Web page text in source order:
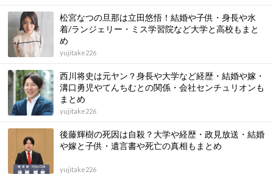
松宮なつの旦那は立田悠悟！結婚や子供・身長や水
着/ランジェリー・ミス学習院など大学と高校もまと
め
yujitake226
西川将史は元ヤン？身長や大学など経歴・結婚や嫁・
溝口勇児やてんちむとの関係・会社センチュリオンも
まとめ
yujitake226
後藤輝樹の死因は自殺？大学や経歴・政見放送・結婚
や嫁と子供・遺言書や死亡の真相もまとめ
yujitake226